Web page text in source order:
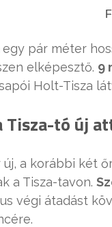
pár méter
elképesztő. 9
Holt-Tisza
Tisza-tó új
a korábbi két
a Tisza-tavon.
végi átadást